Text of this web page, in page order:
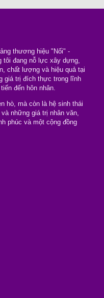
thương hiệu "Nối" -
đang nỗ lực xây dựng,
chất lượng và hiệu quả tại
giá trị đích thực trong lĩnh
đến hôn nhân.
hò, mà còn là hệ sinh thái
những giá trị nhân văn,
phúc và một cộng đồng